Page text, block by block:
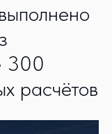
300
расчётов